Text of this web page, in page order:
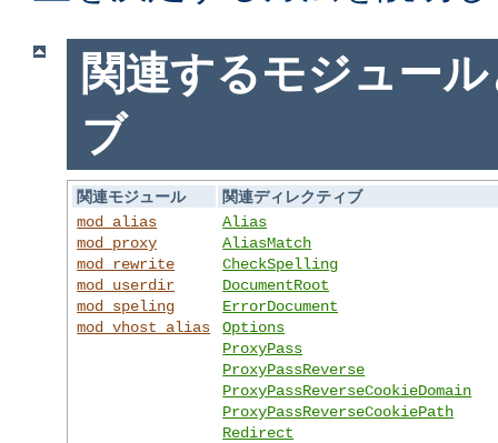
関連するモジュー
ブ
関連モジュール
関連ディレクティブ
mod_alias
mod_proxy
mod_rewrite
mod_userdir
mod_speling
mod_vhost_alias
Alias
AliasMatch
CheckSpelling
DocumentRoot
ErrorDocument
Options
ProxyPass
ProxyPassReverse
ProxyPassReverseCookieDomain
ProxyPassReverseCookiePath
Redirect